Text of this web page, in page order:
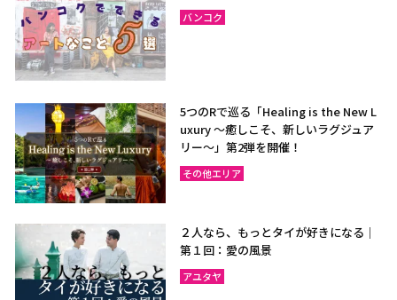
バンコク
5つのRで巡る「Healing is the New L
uxury ～癒しこそ、新しいラグジュア
リー〜」第2弾を開催！
その他エリア
２人なら、もっとタイが好きになる｜
第１回：愛の風景
アユタヤ